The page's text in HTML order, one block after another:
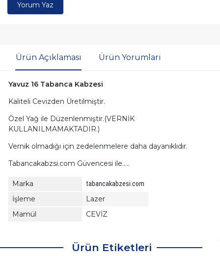
Yorum Yaz
Ürün Açıklaması Ürün Yorumları
Yavuz 16 Tabanca Kabzesi
Kaliteli Cevizden Üretilmiştir.
Özel Yağ ile Düzenlenmiştir.(VERNİK
KULLANILMAMAKTADIR.)
Vernik olmadığı için zedelenmelere daha dayanıklıdır.
Tabancakabzsi.com Güvencesi ile.....
Marka tabancakabzesi.com
İşleme
Lazer
Mamül
CEVİZ
Ürün Etiketleri